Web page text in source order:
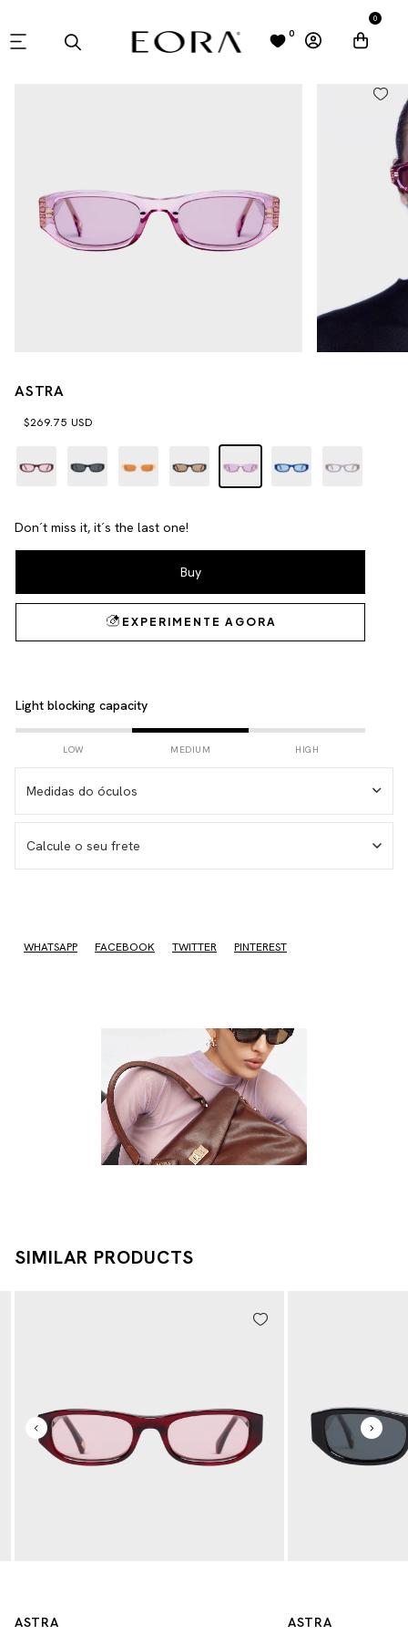
0
0
ASTRA
$269.75 USD
Don´t miss it, it´s the last one!
Light blocking capacity
LOW MEDIUM HIGH
Medidas do óculos
Calcule o seu frete
WHATSAPP
FACEBOOK TWITTER PINTEREST
SIMILAR PRODUCTS
ASTRA ASTRA